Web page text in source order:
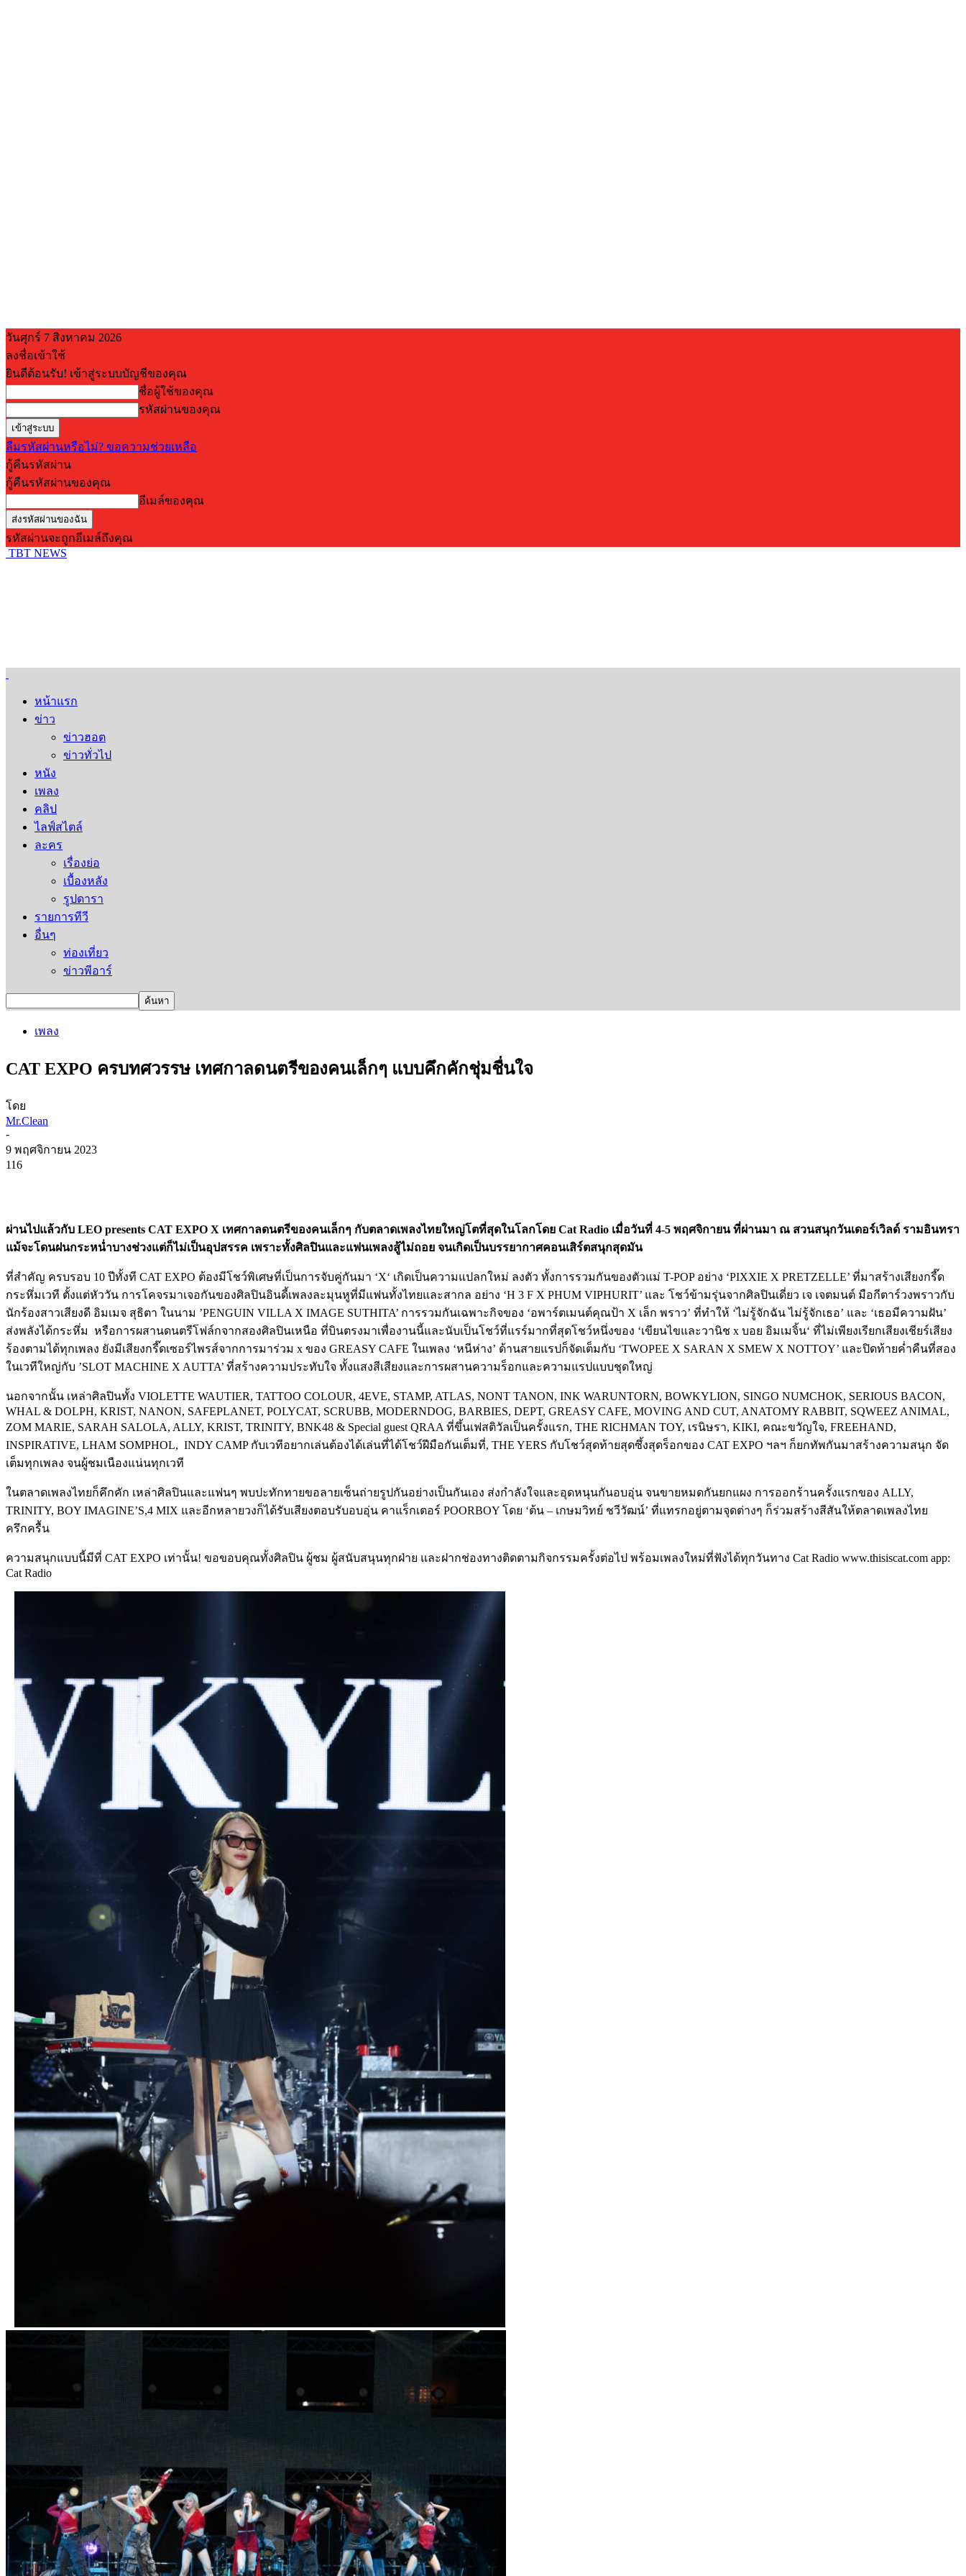
วันศุกร์ 7 สิงหาคม 2026
ลงชื่อเข้าใช้
ยินดีต้อนรับ! เข้าสู่ระบบบัญชีของคุณ
ชื่อผู้ใช้ของคุณ
รหัสผ่านของคุณ
ลืมรหัสผ่านหรือไม่? ขอความช่วยเหลือ
กู้คืนรหัสผ่าน
กู้คืนรหัสผ่านของคุณ
อีเมล์ของคุณ
รหัสผ่านจะถูกอีเมล์ถึงคุณ
TBT NEWS
หน้าแรก
ข่าว
ข่าวฮอต
ข่าวทั่วไป
หนัง
เพลง
คลิป
ไลฟ์สไตล์
ละคร
เรื่องย่อ
เบื้องหลัง
รูปดารา
รายการทีวี
อื่นๆ
ท่องเที่ยว
ข่าวพีอาร์
เพลง
CAT EXPO ครบทศวรรษ เทศกาลดนตรีของคนเล็กๆ แบบคึกคักชุ่มชื่นใจ
โดย
Mr.Clean
-
9 พฤศจิกายน 2023
116
ผ่านไปแล้วกับ LEO presents CAT EXPO X เทศกาลดนตรีของคนเล็กๆ กับตลาดเพลงไทยใหญ่โตที่สุดในโลกโดย Cat Radio เมื่อวันที่ 4-5 พฤศจิกายน ที่ผ่านมา ณ สวนสนุกวันเดอร์เวิลด์ รามอินทรา
แม้จะโดนฝนกระหน่ำบางช่วงแต่ก็ไม่เป็นอุปสรรค เพราะทั้งศิลปินและแฟนเพลงสู้ไม่ถอย จนเกิดเป็นบรรยากาศคอนเสิร์ตสนุกสุดมัน
ที่สำคัญ ครบรอบ 10 ปีทั้งที CAT EXPO ต้องมีโชว์พิเศษที่เป็นการจับคู่กันมา ‘X‘ เกิดเป็นความแปลกใหม่ ลงตัว ทั้งการรวมกันของตัวแม่ T-POP อย่าง ‘PIXXIE X PRETZELLE’ ที่มาสร้างเสียงกรี๊ด
กระหึ่มเวที ตั้งแต่หัววัน การโคจรมาเจอกันของศิลปินอินดี้เพลงละมุนหูที่มีแฟนทั้งไทยและสากล อย่าง ‘H 3 F X PHUM VIPHURIT’ และ โชว์ข้ามรุ่นจากศิลปินเดี่ยว เจ เจตมนต์ มือกีตาร์วงพราวกับ
นักร้องสาวเสียงดี อิมเมจ สุธิตา ในนาม ’PENGUIN VILLA X IMAGE SUTHITA’ การรวมกันเฉพาะกิจของ ‘อพาร์ตเมนต์คุณป้า X เล็ก พราว’ ที่ทำให้ ‘ไม่รู้จักฉัน ไม่รู้จักเธอ’ และ ‘เธอมีความฝัน’
ส่งพลังได้กระหึ่ม หรือการผสานดนตรีโฟล์กจากสองศิลปินเหนือ ที่บินตรงมาเพื่องานนี้และนับเป็นโชว์ที่แรร์มากที่สุดโชว์หนึ่งของ ‘เขียนไขและวานิช x บอย อิมเมจิ้น‘ ที่ไม่เพียงเรียกเสียงเชียร์เสียง
ร้องตามได้ทุกเพลง ยังมีเสียงกรี๊ดเซอร์ไพรส์จากการมาร่วม x ของ GREASY CAFE ในเพลง ‘หนีห่าง’ ด้านสายแรปก็จัดเต็มกับ ‘TWOPEE X SARAN X SMEW X NOTTOY’ และปิดท้ายค่ำคืนที่สอง
ในเวทีใหญ่กับ ’SLOT MACHINE X AUTTA’ ที่สร้างความประทับใจ ทั้งแสงสีเสียงและการผสานความร็อกและความแรปแบบชุดใหญ่
นอกจากนั้น เหล่าศิลปินทั้ง VIOLETTE WAUTIER, TATTOO COLOUR, 4EVE, STAMP, ATLAS, NONT TANON, INK WARUNTORN, BOWKYLION, SINGO NUMCHOK, SERIOUS BACON,
WHAL & DOLPH, KRIST, NANON, SAFEPLANET, POLYCAT, SCRUBB, MODERNDOG, BARBIES, DEPT, GREASY CAFE, MOVING AND CUT, ANATOMY RABBIT, SQWEEZ ANIMAL,
ZOM MARIE, SARAH SALOLA, ALLY, KRIST, TRINITY, BNK48 & Special guest QRAA ที่ขึ้นเฟสติวัลเป็นครั้งแรก, THE RICHMAN TOY, เรนิษรา, KIKI, คณะขวัญใจ, FREEHAND,
INSPIRATIVE, LHAM SOMPHOL, INDY CAMP กับเวทีอยากเล่นต้องได้เล่นที่ได้โชว์ฝีมือกันเต็มที่, THE YERS กับโชว์สุดท้ายสุดซึ้งสุดร็อกของ CAT EXPO ฯลฯ ก็ยกทัพกันมาสร้างความสนุก จัด
เต็มทุกเพลง จนผู้ชมเนืองแน่นทุกเวที
ในตลาดเพลงไทยก็คึกคัก เหล่าศิลปินและแฟนๆ พบปะทักทายขอลายเซ็นถ่ายรูปกันอย่างเป็นกันเอง ส่งกำลังใจและอุดหนุนกันอบอุ่น จนขายหมดกันยกแผง การออกร้านครั้งแรกของ ALLY,
TRINITY, BOY IMAGINE’S,4 MIX และอีกหลายวงก็ได้รับเสียงตอบรับอบอุ่น คาแร็กเตอร์ POORBOY โดย ‘ต้น – เกษมวิทย์ ชวีวัฒน์’ ที่แทรกอยู่ตามจุดต่างๆ ก็ร่วมสร้างสีสันให้ตลาดเพลงไทย
ครึกครื้น
ความสนุกแบบนี้มีที่ CAT EXPO เท่านั้น! ขอขอบคุณทั้งศิลปิน ผู้ชม ผู้สนับสนุนทุกฝ่าย และฝากช่องทางติดตามกิจกรรมครั้งต่อไป พร้อมเพลงใหม่ที่ฟังได้ทุกวันทาง Cat Radio www.thisiscat.com app:
Cat Radio